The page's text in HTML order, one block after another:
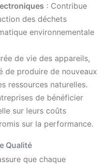
: Contribue
des déchets
environnementale
de vie des appareils,
de produire de nouveaux
ressources naturelles.
de bénéficier
sur leurs coûts
sur la performance.
Qualité
que chaque